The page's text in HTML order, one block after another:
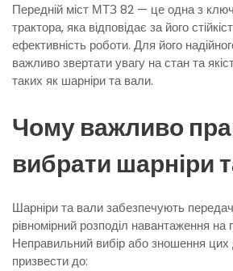
Передній міст МТЗ 82 — це одна з
трактора, яка відповідає за його
ефективність роботи. Для його
важливо звертати увагу на стан та
таких як шарніри та вали.
Чому важливо
вибрати шарніри
Шарніри та вали забезпечують
рівномірний розподіл навантаження на
Неправильний вибір або зношення
призвести до: